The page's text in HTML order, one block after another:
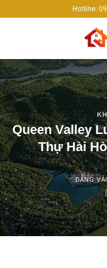
qua
Hotline:
Queen Valley
Thự Hài
ĐĂNG